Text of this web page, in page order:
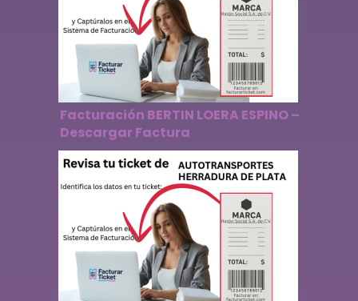
Facturación BERTIN LOERA ESPINO –
Descargar Factura